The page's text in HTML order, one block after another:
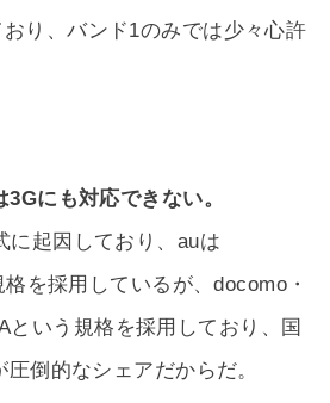
り、バンド1のみでは少々心許
3Gにも対応できない。
に起因しており、auは
を採用しているが、docomo・
という規格を採用しており、国
倒的なシェアだからだ。